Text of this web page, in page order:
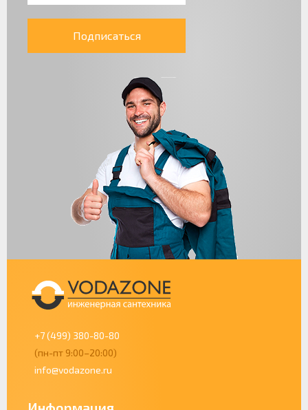
Подписаться
+7 (499) 380-80-80
(пн-пт 9:00–20:00)
info@vodazone.ru